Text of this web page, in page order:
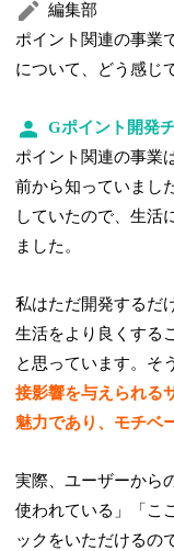
編集部
ポイント関連の事業
について、どう感じ
Gポイント開発
ポイント関連の事業
前から知っていまし
していたので、生活
ました。
私はただ開発するだ
生活をより良くする
と思っています。そ
接影響を与えられる
魅力であり、モチベ
実際、ユーザーから
使われている」「こ
ックをいただけるの